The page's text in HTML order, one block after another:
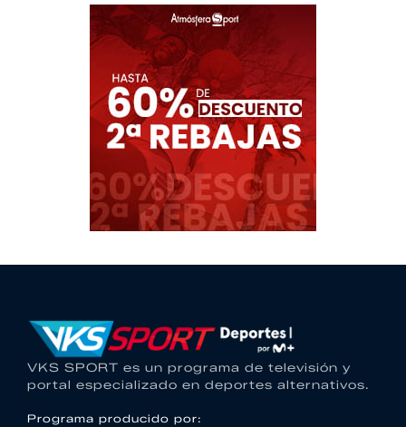
VKS SPORT es un programa de televisión y
portal especializado en deportes alternativos.
Programa producido por: